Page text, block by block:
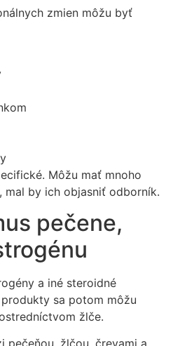
zmien môžu byť
Môžu mať mnoho
mal by ich objasniť odborník.
pečene,
a iné steroidné
sa potom môžu
žlče.